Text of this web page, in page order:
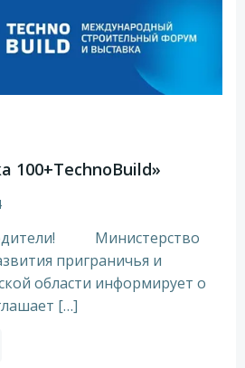
100+TechnoBuild»
Министерство
приграничья и
области информирует о
[…]